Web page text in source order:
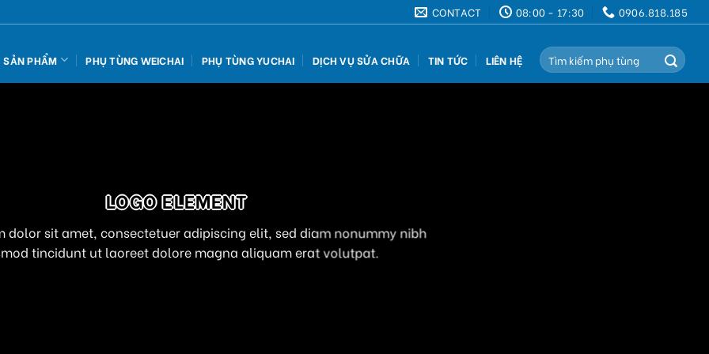
CONTACT 08:00 - 17:30 0906.818.185
SẢN PHẨM PHỤ TÙNG WEICHAI PHỤ TÙNG YUCHAI DỊCH VỤ SỬA CHỮA TIN TỨC LIÊN HỆ
Search
for:
LOGO ELEMENT
dolor sit amet, consectetuer adipiscing elit, sed diam nonummy nibh
tincidunt ut laoreet dolore magna aliquam erat volutpat.